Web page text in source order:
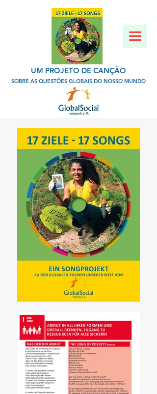
UM PROJETO DE CANÇÃO
SOBRE AS QUESTÕES GLOBAIS DO NOSSO MUNDO